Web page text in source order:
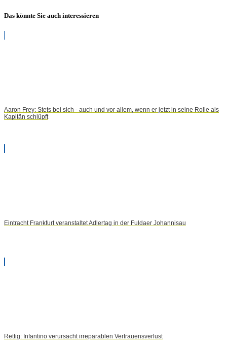
Das könnte Sie auch interessieren
Aaron Frey: Stets bei sich - auch und vor allem, wenn er jetzt in seine Rolle als
Kapitän schlüpft
Eintracht Frankfurt veranstaltet Adlertag in der Fuldaer Johannisau
Rettig: Infantino verursacht irreparablen Vertrauensverlust